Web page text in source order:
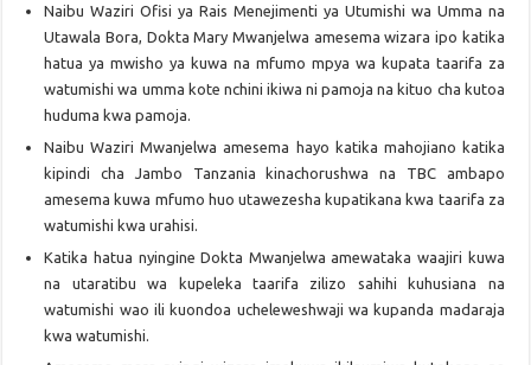
Naibu Waziri Ofisi ya Rais Menejimenti ya Utumishi wa Umma na
Utawala Bora, Dokta Mary Mwanjelwa amesema wizara ipo katika
hatua ya mwisho ya kuwa na mfumo mpya wa kupata taarifa za
watumishi wa umma kote nchini ikiwa ni pamoja na kituo cha kutoa
huduma kwa pamoja.
Naibu Waziri Mwanjelwa amesema hayo katika mahojiano katika
kipindi cha Jambo Tanzania kinachorushwa na TBC ambapo
amesema kuwa mfumo huo utawezesha kupatikana kwa taarifa za
watumishi kwa urahisi.
Katika hatua nyingine Dokta Mwanjelwa amewataka waajiri kuwa
na utaratibu wa kupeleka taarifa zilizo sahihi kuhusiana na
watumishi wao ili kuondoa ucheleweshwaji wa kupanda madaraja
kwa watumishi.